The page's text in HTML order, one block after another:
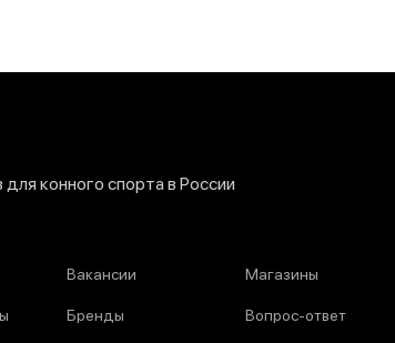
конного спорта в России
Вакансии Магазины
Бренды Вопрос-ответ